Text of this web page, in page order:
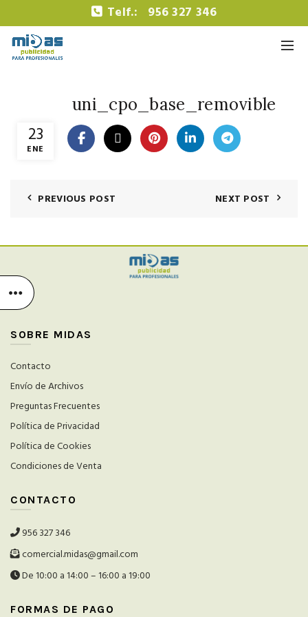
Telf.: 956 327 346
23
ENE
uni_cpo_base_removible
PREVIOUS POST NEXT POST
SOBRE MIDAS
Contacto
Envío de Archivos
Preguntas Frecuentes
Política de Privacidad
Política de Cookies
Condiciones de Venta
CONTACTO
956 327 346
comercial.midas@gmail.com
De 10:00 a 14:00 – 16:00 a 19:00
FORMAS DE PAGO